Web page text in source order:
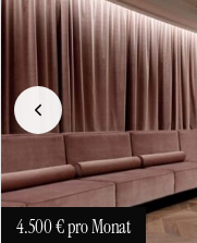
Vorherige
4.500 €pro Monat